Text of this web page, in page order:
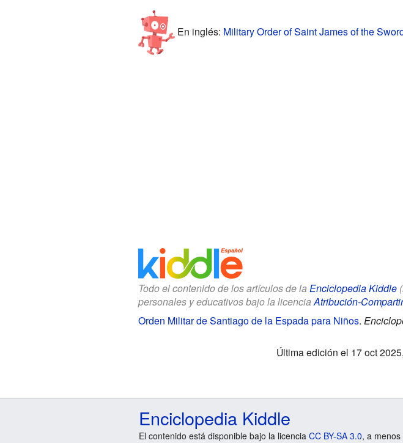
En inglés: Military Order of Saint James of the
Todo el contenido de los artículos de la Enciclopedia Kiddle
personales y educativos bajo la licencia Atribución-
Orden Militar de Santiago de la Espada para Niños.
Última edición el 17 oct
Enciclopedia Kiddle
El contenido está disponible bajo la licencia CC BY-SA 3.0, a